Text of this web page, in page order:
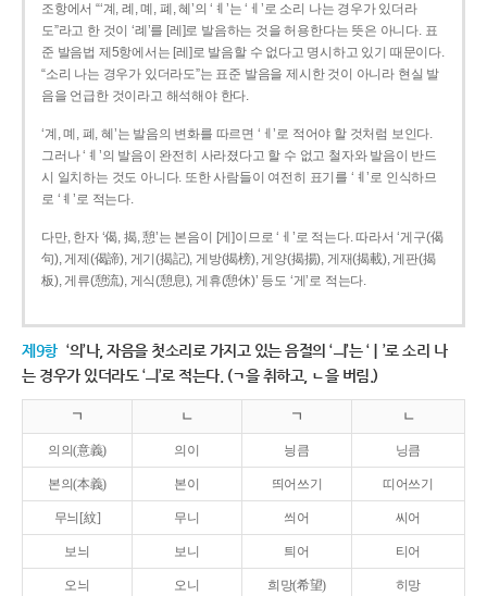
조항에서 “‘계, 례, 몌, 폐, 혜’의 ‘ㅖ’는 ‘ㅔ’로 소리 나는 경우가 있더라
도”라고 한 것이 ‘례’를 [레]로 발음하는 것을 허용한다는 뜻은 아니다. 표
준 발음법 제5항에서는 [레]로 발음할 수 없다고 명시하고 있기 때문이다.
“소리 나는 경우가 있더라도”는 표준 발음을 제시한 것이 아니라 현실 발
음을 언급한 것이라고 해석해야 한다.
‘계, 몌, 폐, 혜’는 발음의 변화를 따르면 ‘ㅔ’로 적어야 할 것처럼 보인다.
그러나 ‘ㅖ’의 발음이 완전히 사라졌다고 할 수 없고 철자와 발음이 반드
시 일치하는 것도 아니다. 또한 사람들이 여전히 표기를 ‘ㅖ’로 인식하므
로 ‘ㅖ’로 적는다.
다만, 한자 ‘偈, 揭, 憩’는 본음이 [게]이므로 ‘ㅔ’로 적는다. 따라서 ‘게구(偈
句), 게제(偈諦), 게기(揭記), 게방(揭榜), 게양(揭揚), 게재(揭載), 게판(揭
板), 게류(憩流), 게식(憩息), 게휴(憩休)’ 등도 ‘게’로 적는다.
제9항 ‘의’나, 자음을 첫소리로 가지고 있는 음절의 ‘ㅢ’는 ‘ㅣ’로 소리 나
는 경우가 있더라도 ‘ㅢ’로 적는다. (ㄱ을 취하고, ㄴ을 버림.)
ㄱ ㄴ ㄱ ㄴ
의의(意義) 의이 닁큼 닝큼
본의(本義) 본이 띄어쓰기 띠어쓰기
무늬[紋] 무니 씌어 씨어
보늬 보니 틔어 티어
오늬 오니 희망(希望) 히망